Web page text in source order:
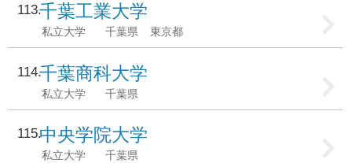
113千葉工業大学
私立大学 千葉県 東京都
114千葉商科大学
私立大学 千葉県
115中央学院大学
私立大学 千葉県